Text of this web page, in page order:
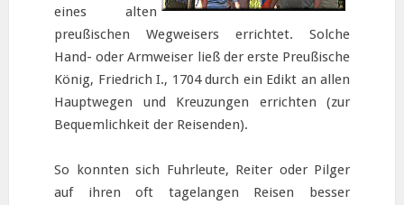
eines alten
preußischen Wegweisers errichtet. Solche
Hand- oder Armweiser ließ der erste Preußische
König, Friedrich I., 1704 durch ein Edikt an allen
Hauptwegen und Kreuzungen errichten (zur
Bequemlichkeit der Reisenden).
So konnten sich Fuhrleute, Reiter oder Pilger
auf ihren oft tagelangen Reisen besser